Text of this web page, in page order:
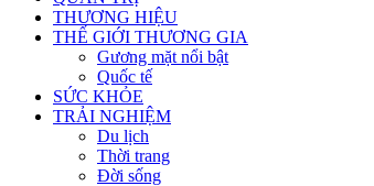
THƯƠNG HIỆU
THẾ GIỚI THƯƠNG GIA
Gương mặt nổi bật
Quốc tế
SỨC KHỎE
TRẢI NGHIỆM
Du lịch
Thời trang
Đời sống